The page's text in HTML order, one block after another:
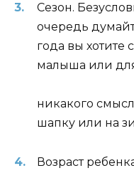
Сезон.
очередь
года вы хотите
малыша или
никакого
шапку или на
Возраст